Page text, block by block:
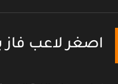
اصغر لاعب فاز